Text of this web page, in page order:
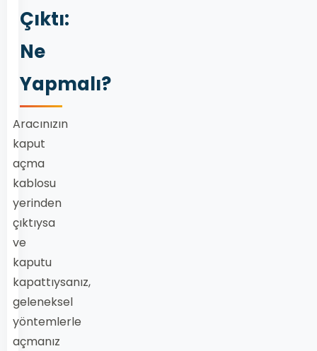
Çıktı:
Ne
Yapmalı?
Aracınızın
kaput
açma
kablosu
yerinden
çıktıysa
ve
kaputu
kapattıysanız,
geleneksel
yöntemlerle
açmanız